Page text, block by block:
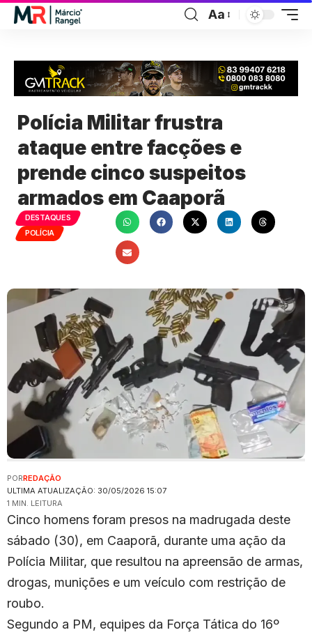
Aa
Polícia Militar frustra
ataque entre facções e
prende cinco suspeitos
armados em Caaporã
DESTAQUES
POLÍCIA
ULTIMA ATUALIZAÇÃO: 30/05/2026 15:07
PORREDAÇÃO
1 MIN. LEITURA
Cinco homens foram presos na madrugada deste
sábado (30), em Caaporã, durante uma ação da
Polícia Militar, que resultou na apreensão de armas,
drogas, munições e um veículo com restrição de
roubo.
Segundo a PM, equipes da Força Tática do 16º